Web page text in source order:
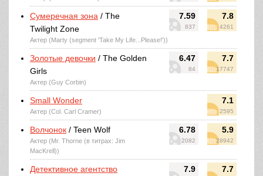
7.59
837
7.8
4261
Сумеречная зона / The
Twilight Zone
Актер (Marty (segment 'Take My Life...Please!'))
6.47
84
7.7
17747
Золотые девочки / The Golden
Girls
Актер (Guy Corbin)
7.1
2595
Small Wonder
Актер (Col. Carl Cramer)
6.78
2082
5.9
28942
Волчонок / Teen Wolf
Актер (Mr. Thorne (в титрах: Jim
MacKrell))
7.9 7.7
Детективное агентство